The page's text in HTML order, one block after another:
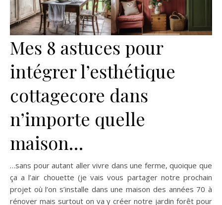
Mes 8 astuces pour
intégrer l’esthétique
cottagecore dans
n’importe quelle
maison…
…sans pour autant aller vivre dans une ferme, quoique que
ça a l’air chouette (je vais vous partager notre prochain
projet où l’on s’installe dans une maison des années 70 à
rénover mais surtout on va y créer notre jardin forêt pour